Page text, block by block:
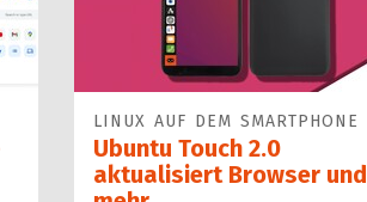
LINUX AUF DEM SMARTPHONE
Ubuntu Touch 2.0
aktualisiert Browser und